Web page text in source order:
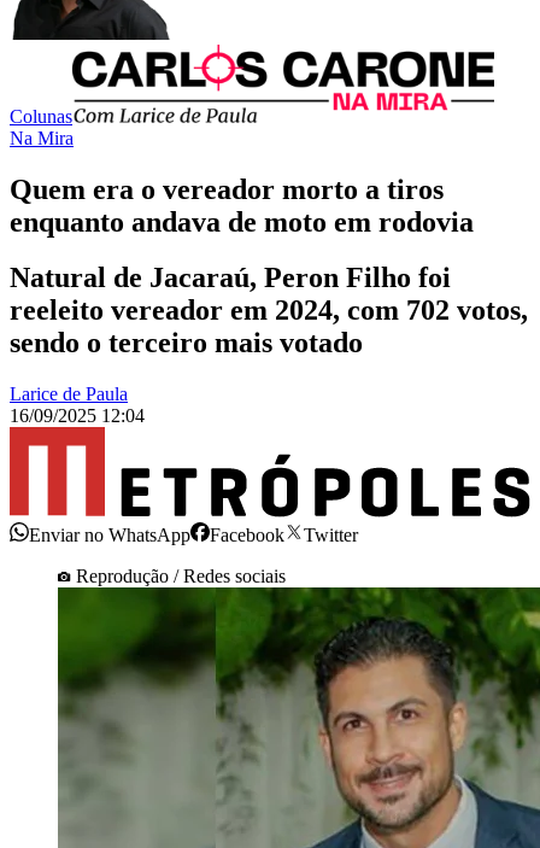
Colunas
Na Mira
Quem era o vereador morto a tiros
enquanto andava de moto em rodovia
Natural de Jacaraú, Peron Filho foi
reeleito vereador em 2024, com 702 votos,
sendo o terceiro mais votado
Larice de Paula
16/09/2025 12:04
Enviar no WhatsApp Facebook
Twitter
Reprodução / Redes sociais